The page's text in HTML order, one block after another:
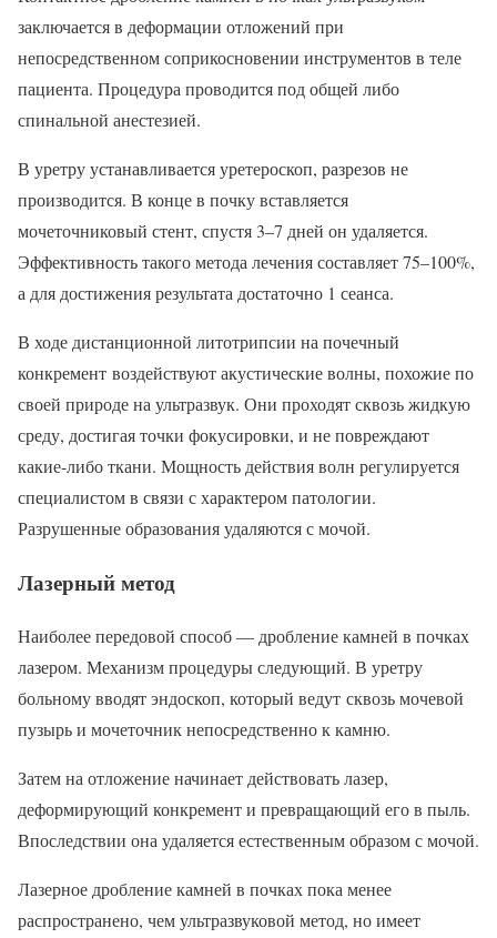
заключается в деформации отложений при
непосредственном соприкосновении инструментов в теле
пациента. Процедура проводится под общей либо
спинальной анестезией.
В уретру устанавливается уретероскоп, разрезов не
производится. В конце в почку вставляется
мочеточниковый стент, спустя 3–7 дней он удаляется.
Эффективность такого метода лечения составляет 75–100%,
а для достижения результата достаточно 1 сеанса.
В ходе дистанционной литотрипсии на почечный
конкремент воздействуют акустические волны, похожие по
своей природе на ультразвук. Они проходят сквозь жидкую
среду, достигая точки фокусировки, и не повреждают
какие-либо ткани. Мощность действия волн регулируется
специалистом в связи с характером патологии.
Разрушенные образования удаляются с мочой.
Лазерный метод
Наиболее передовой способ — дробление камней в почках
лазером. Механизм процедуры следующий. В уретру
больному вводят эндоскоп, который ведут сквозь мочевой
пузырь и мочеточник непосредственно к камню.
Затем на отложение начинает действовать лазер,
деформирующий конкремент и превращающий его в пыль.
Впоследствии она удаляется естественным образом с мочой.
Лазерное дробление камней в почках пока менее
распространено, чем ультразвуковой метод, но имеет